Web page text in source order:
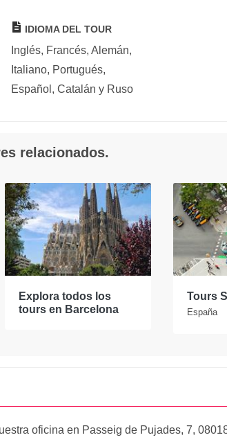
IDIOMA DEL TOUR
Inglés, Francés, Alemán,
Italiano, Portugués,
Español, Catalán y Ruso
relacionados.
Explora todos los
tours en Barcelona
Tours
España
oficina en Passeig de Pujades, 7,